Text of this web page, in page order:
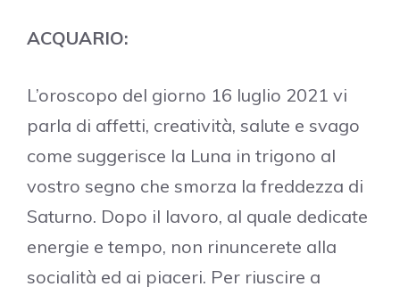
ACQUARIO:
L’oroscopo del giorno 16 luglio 2021 vi
parla di affetti, creatività, salute e svago
come suggerisce la Luna in trigono al
vostro segno che smorza la freddezza di
Saturno. Dopo il lavoro, al quale dedicate
energie e tempo, non rinuncerete alla
socialità ed ai piaceri. Per riuscire a